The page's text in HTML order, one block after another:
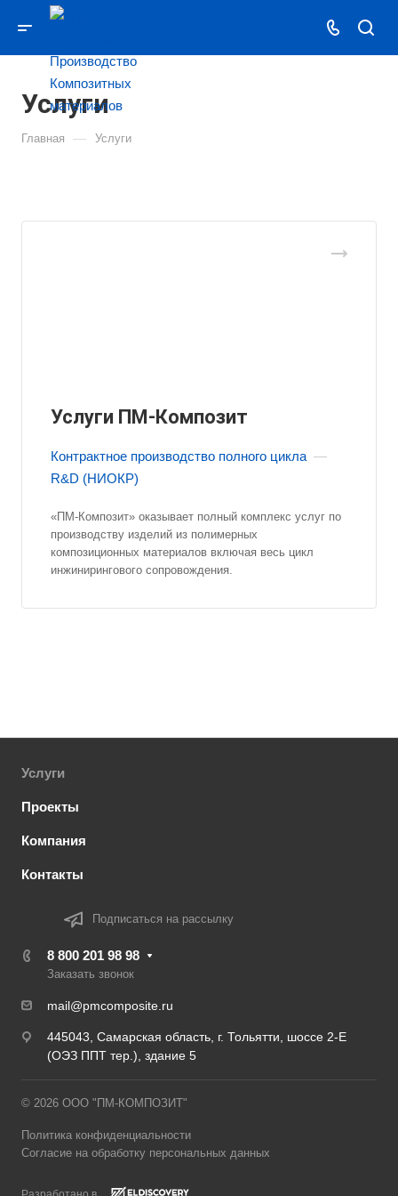
Услуги
Главная — Услуги
Услуги ПМ-Композит
Контрактное производство полного цикла —
R&D (НИОКР)
«ПМ-Композит» оказывает полный комплекс услуг по
производству изделий из полимерных
композиционных материалов включая весь цикл
инжинирингового сопровождения.
Услуги
Проекты
Компания
Контакты
Подписаться на рассылку
8 800 201 98 98
Заказать звонок
mail@pmcomposite.ru
445043, Самарская область, г. Тольятти, шоссе 2-Е
(ОЭЗ ППТ тер.), здание 5
© 2026 ООО "ПМ-КОМПОЗИТ"
Политика конфиденциальности
Согласие на обработку персональных данных